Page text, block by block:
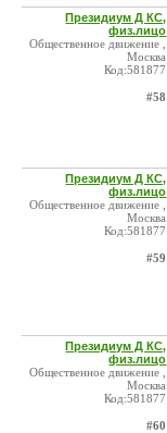
Президиум Д КС,
физ.лицо
Общественное движение ,
Москва
Код:581877
#58
Президиум Д КС,
физ.лицо
Общественное движение ,
Москва
Код:581877
#59
Президиум Д КС,
физ.лицо
Общественное движение ,
Москва
Код:581877
#60